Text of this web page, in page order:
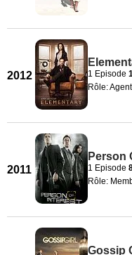
2012 1 Episode
Rôle:
2011
Person
1 Episode
Rôle:
Gossip